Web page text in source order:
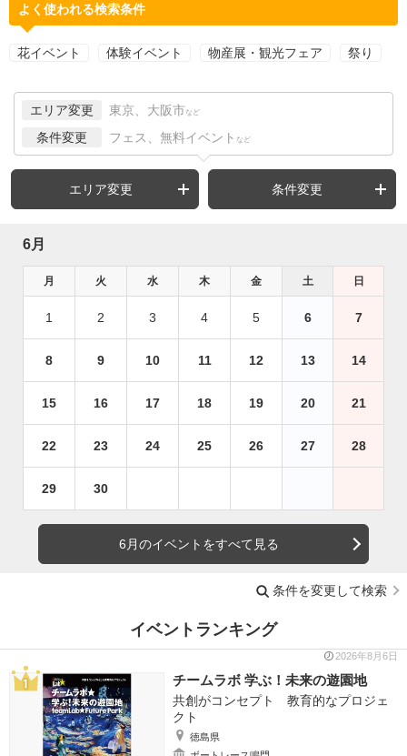
よく使われる検索条件
花イベント 体験イベント 物産展・観光フェア 祭り
エリア変更 東京、大阪市 など
条件変更 フェス、無料イベント など
エリア変更 条件変更
6月
月 火 水 木 金 土 日
1 2 3 4 5 6 7
8 9 10 11 12 13 14
15 16 17 18 19 20 21
22 23 24 25 26 27 28
29 30
6月のイベントをすべて見る
条件を変更して検索
イベントランキング
2026年8月6日
チームラボ 学ぶ！未来の遊園地
共創がコンセプト 教育的なプロジェ
クト
徳島県